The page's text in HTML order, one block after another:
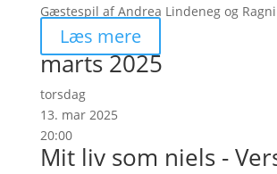
Gæstespil af Andrea Lindeneg og
Læs mere
marts 2025
torsdag
13. mar 2025
20:00
Mit liv som niels -